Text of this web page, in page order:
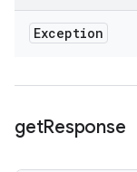
Exception
getResponse